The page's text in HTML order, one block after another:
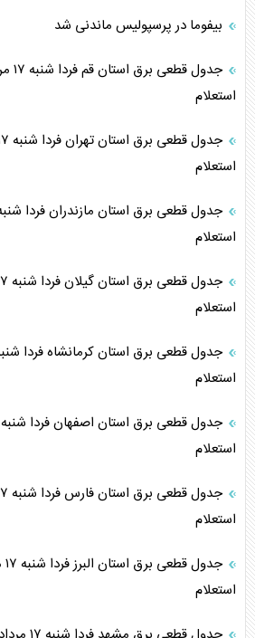
بیفوما در پرسپولیس ماندنی شد
استعلام
استعلام
استعلام
استعلام
استعلام
استعلام
استعلام
استعلام